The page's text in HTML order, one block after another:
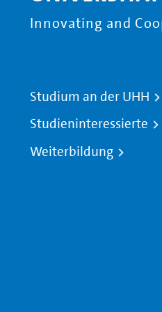
Innovating and
Studium an der UHH
Studieninteressierte
Weiterbildung